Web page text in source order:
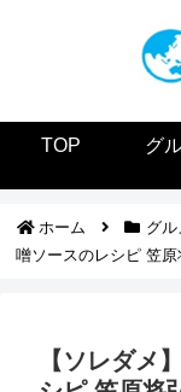
TOP グ
ホーム グ
噌ソースのレシピ 笠
【ソレダメ